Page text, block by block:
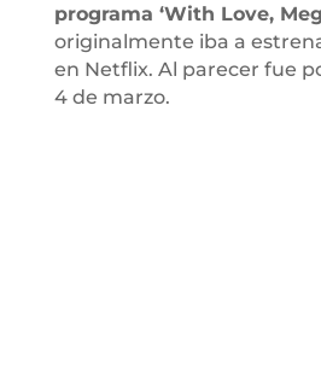
programa ‘With Love,
originalmente iba a
en Netflix. Al parecer fue
4 de marzo.